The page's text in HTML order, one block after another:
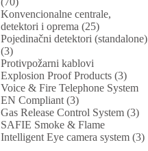
Konvencionalne centrale,
detektori i oprema (25)
Pojedinačni detektori (standalone)
(3)
Protivpožarni kablovi
Explosion Proof Products (3)
Voice & Fire Telephone System
EN Compliant (3)
Gas Release Control System (3)
SAFIE Smoke & Flame
Intelligent Eye camera system (3)